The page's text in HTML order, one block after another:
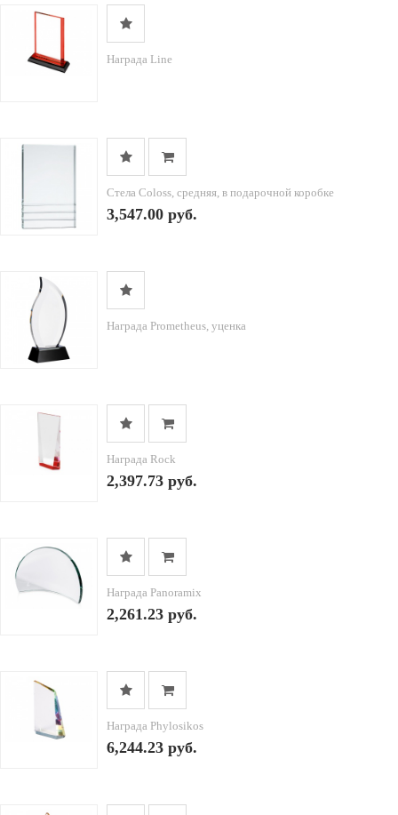
Награда Line
Стела Coloss, средняя, в подарочной коробке
3,547.00 руб.
Награда Prometheus, уценка
Награда Rock
2,397.73 руб.
Награда Panoramix
2,261.23 руб.
Награда Phylosikos
6,244.23 руб.